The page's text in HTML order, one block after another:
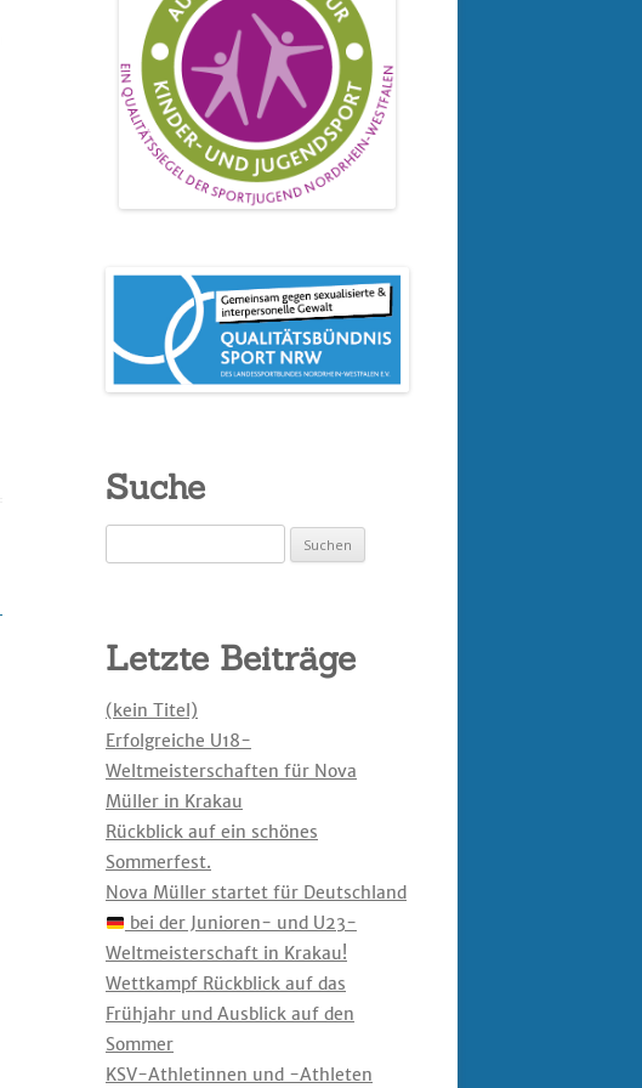
Suche
nach:
Letzte Beiträge
(kein Titel)
Erfolgreiche U18-
Weltmeisterschaften für Nova
Müller in Krakau
Rückblick auf ein schönes
Sommerfest.
Nova Müller startet für Deutschland
bei der Junioren- und U23-
Weltmeisterschaft in Krakau!
Wettkampf Rückblick auf das
Frühjahr und Ausblick auf den
Sommer
KSV-Athletinnen und -Athleten